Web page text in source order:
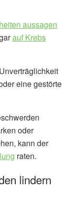
aussagen
auf Krebs
eine gestörte
oder
kann der
raten.
lindern